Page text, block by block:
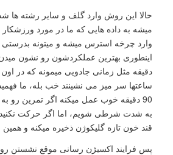
حالا این روش وارد گلف و سایر رشته ها
میشه به داده هایی که ما در مورد
وارد چرخه استرس میشه و میتونه بدرستی
اینطوری بهترین عملکردشون رو نشون
دقیقه مثل زمانی جادویی میمونه که در
ساعتها سر میز می نشینند خب بله، ما
90 دقیقه خوب عمل میکنه اگر تمرین رو
به شدت شرطی شویم، اما اگر حرکت نکنید
قند خون تازه گلیکوژن ذخیره میکنه و
پس فرایند اکسیژن رسانی موقع نشستن